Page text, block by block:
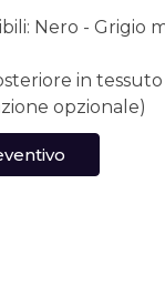
Nero - Grigio
in
opzionale)